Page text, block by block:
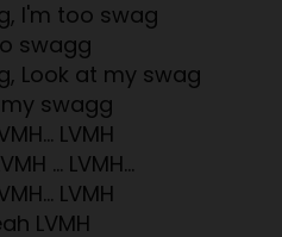
I'm too swag
swagg
Look at my swag
swagg
LVMH
… LVMH…
LVMH
LVMH